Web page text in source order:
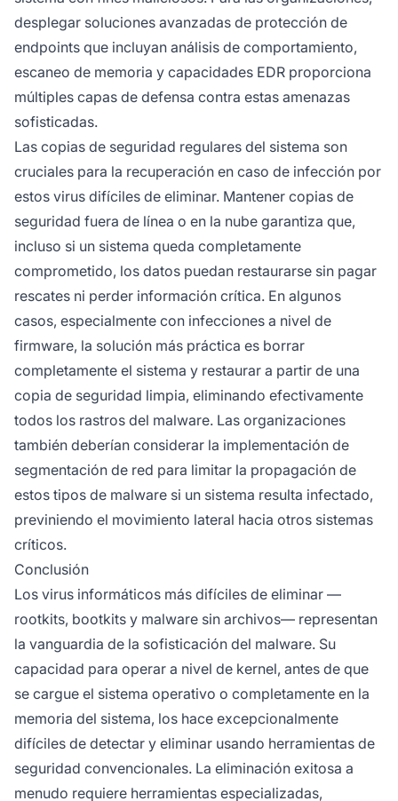
desplegar soluciones avanzadas de protección de
endpoints que incluyan análisis de comportamiento,
escaneo de memoria y capacidades EDR proporciona
múltiples capas de defensa contra estas amenazas
sofisticadas.
Las copias de seguridad regulares del sistema son
cruciales para la recuperación en caso de infección por
estos virus difíciles de eliminar. Mantener copias de
seguridad fuera de línea o en la nube garantiza que,
incluso si un sistema queda completamente
comprometido, los datos puedan restaurarse sin pagar
rescates ni perder información crítica. En algunos
casos, especialmente con infecciones a nivel de
firmware, la solución más práctica es borrar
completamente el sistema y restaurar a partir de una
copia de seguridad limpia, eliminando efectivamente
todos los rastros del malware. Las organizaciones
también deberían considerar la implementación de
segmentación de red para limitar la propagación de
estos tipos de malware si un sistema resulta infectado,
previniendo el movimiento lateral hacia otros sistemas
críticos.
Conclusión
Los virus informáticos más difíciles de eliminar —
rootkits, bootkits y malware sin archivos— representan
la vanguardia de la sofisticación del malware. Su
capacidad para operar a nivel de kernel, antes de que
se cargue el sistema operativo o completamente en la
memoria del sistema, los hace excepcionalmente
difíciles de detectar y eliminar usando herramientas de
seguridad convencionales. La eliminación exitosa a
menudo requiere herramientas especializadas,